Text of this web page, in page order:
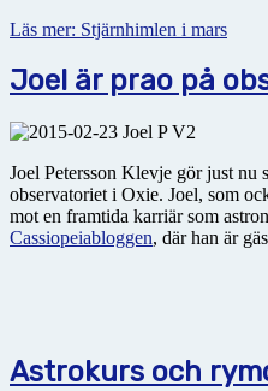
Läs mer: Stjärnhimlen i mars
Joel är prao på
Joel Petersson Klevje gör just nu
observatoriet i Oxie. Joel, som
mot en framtida karriär som
Cassiopeiabloggen, där han är
Astrokurs och